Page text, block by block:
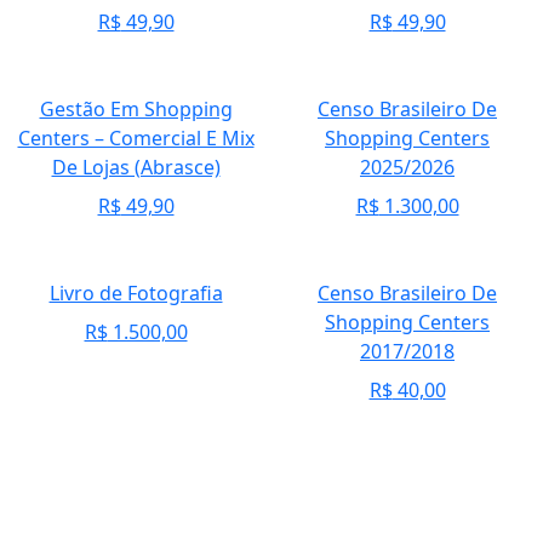
R$49,90
R$49,90
Gestão Em Shopping
Centers – Comercial E Mix
De Lojas (Abrasce)
R$49,90
Censo Brasileiro De
Shopping Centers
2025/2026
R$1.300,00
Livro de Fotografia
R$1.500,00
Censo Brasileiro De
Shopping Centers
2017/2018
R$40,00